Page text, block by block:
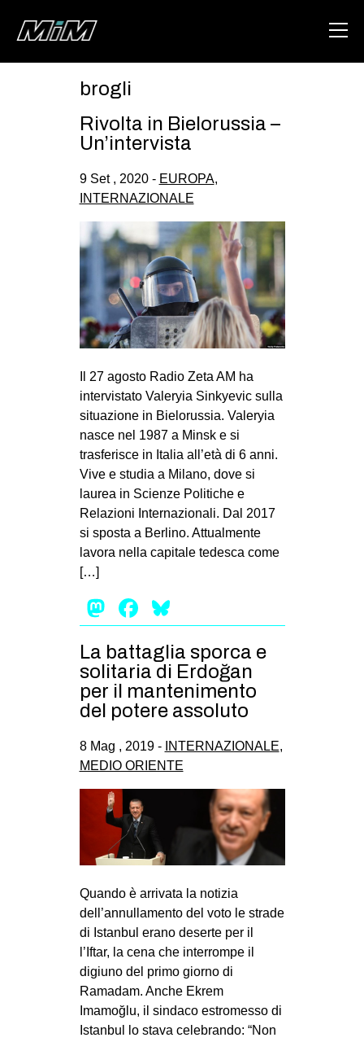
ABOUT
AREA
DEGENERAZIONE
GAZA FREESTYLE
CSOA LAMBRETTA
MSM
STUDENTI TSUNAMI
ZAM
MILANO
MOBILITAZIONI
SPAZI
SPORT POPOLARE
MOVIMENTI
AMBIENTE
ANTIFASCISMO
GENERI
MIGRAZIONI
PRECARIATO
REPRESSIONE
STUDENTI
CULTURE
ARTE
MANIFESTI
MUSICA
INTERNAZIONALE
AFRICA
AMERICHE
EUROPA
brogli
Rivolta in Bielorussia –
Un’intervista
9 Set , 2020 - EUROPA,
INTERNAZIONALE
Il 27 agosto Radio Zeta AM ha
intervistato Valeryia Sinkyevic sulla
situazione in Bielorussia. Valeryia
nasce nel 1987 a Minsk e si
trasferisce in Italia all’età di 6 anni.
Vive e studia a Milano, dove si
laurea in Scienze Politiche e
Relazioni Internazionali. Dal 2017
si sposta a Berlino. Attualmente
lavora nella capitale tedesca come
[…]
Mastodon
Facebook
La battaglia sporca e
solitaria di Erdoğan
per il mantenimento
del potere assoluto
8 Mag , 2019 - INTERNAZIONALE,
MEDIO ORIENTE
Quando è arrivata la notizia
dell’annullamento del voto le strade
di Istanbul erano deserte per il
l’Iftar, la cena che interrompe il
digiuno del primo giorno di
Ramadam. Anche Ekrem
Imamoğlu, il sindaco estromesso di
Istanbul lo stava celebrando: “Non